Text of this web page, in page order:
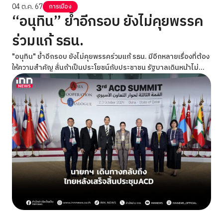
04 ต.ค. 67 การเมือง
“อนุทิน” ย้ำอีกรอบ ยังไม่คุยพรรค
ร่วมแก้ รธน.
"อนุทิน" ย้ำอีกรอบ ยังไม่คุยพรรคร่วมแก้ รธน. มีอีกหลายเรื่องที่ต้อง
ให้ความสำคัญ ลั่นถ้าเป็นประโยชน์กับประชาชน รัฐบาลเดินหน้าไม่
เหลียวหลังอยู่แล้ว